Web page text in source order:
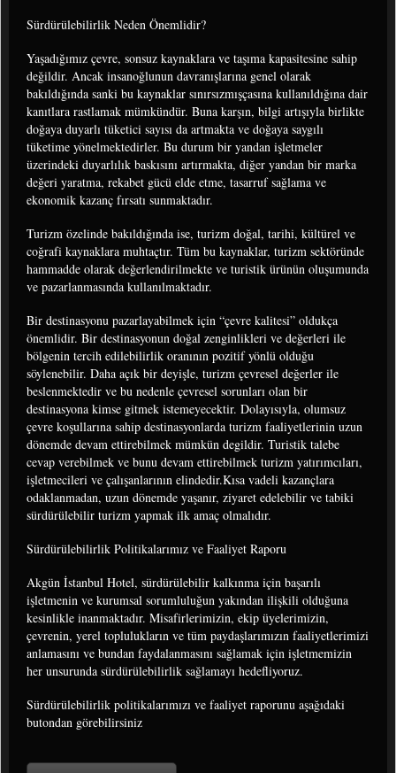
Sürdürülebilirlik Neden Önemlidir?
Yaşadığımız çevre, sonsuz kaynaklara ve taşıma kapasitesine sahip
değildir. Ancak insanoğlunun davranışlarına genel olarak
bakıldığında sanki bu kaynaklar sınırsızmışçasına kullanıldığına dair
kanıtlara rastlamak mümkündür. Buna karşın, bilgi artışıyla birlikte
doğaya duyarlı tüketici sayısı da artmakta ve doğaya saygılı
tüketime yönelmektedirler. Bu durum bir yandan işletmeler
üzerindeki duyarlılık baskısını artırmakta, diğer yandan bir marka
değeri yaratma, rekabet gücü elde etme, tasarruf sağlama ve
ekonomik kazanç fırsatı sunmaktadır.
Turizm özelinde bakıldığında ise, turizm doğal, tarihi, kültürel ve
coğrafi kaynaklara muhtaçtır. Tüm bu kaynaklar, turizm sektöründe
hammadde olarak değerlendirilmekte ve turistik ürünün oluşumunda
ve pazarlanmasında kullanılmaktadır.
Bir destinasyonu pazarlayabilmek için “çevre kalitesi” oldukça
önemlidir. Bir destinasyonun doğal zenginlikleri ve değerleri ile
bölgenin tercih edilebilirlik oranının pozitif yönlü olduğu
söylenebilir. Daha açık bir deyişle, turizm çevresel değerler ile
beslenmektedir ve bu nedenle çevresel sorunları olan bir
destinasyona kimse gitmek istemeyecektir. Dolayısıyla, olumsuz
çevre koşullarına sahip destinasyonlarda turizm faaliyetlerinin uzun
dönemde devam ettirebilmek mümkün degildir. Turistik talebe
cevap verebilmek ve bunu devam ettirebilmek turizm yatırımcıları,
işletmecileri ve çalışanlarının elindedir.Kısa vadeli kazançlara
odaklanmadan, uzun dönemde yaşanır, ziyaret edelebilir ve tabiki
sürdürülebilir turizm yapmak ilk amaç olmalıdır.
Sürdürülebilirlik Politikalarımız ve Faaliyet Raporu
Akgün İstanbul Hotel, sürdürülebilir kalkınma için başarılı
işletmenin ve kurumsal sorumluluğun yakından ilişkili olduğuna
kesinlikle inanmaktadır. Misafirlerimizin, ekip üyelerimizin,
çevrenin, yerel toplulukların ve tüm paydaşlarımızın faaliyetlerimizi
anlamasını ve bundan faydalanmasını sağlamak için işletmemizin
her unsurunda sürdürülebilirlik sağlamayı hedefliyoruz.
Sürdürülebilirlik politikalarımızı ve faaliyet raporunu aşağıdaki
butondan görebilirsiniz